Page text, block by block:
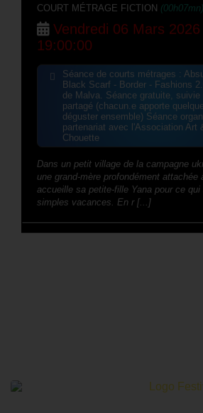
COURT MÉTRAGE FICTION (00h07mn)
Vendredi 06 Mars 2026
19:00:00
Séance de courts métrages :
Black Scarf - Border - Fashions
de Malva. Séance gratuite, suivie
partagé (chacun.e apporte
déguster ensemble) Séance
partenariat avec l'Association Art
Chouette
Dans un petit village de la campagne
une grand-mère profondément attachée
accueille sa petite-fille Yana pour ce
simples vacances. En r [...]